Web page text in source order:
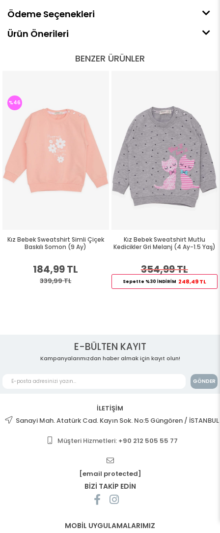
Ödeme Seçenekleri
Ürün Önerileri
BENZER ÜRÜNLER
Kız Bebek Sweatshirt Simli Çiçek
Baskılı Somon (9 Ay)
184,99 TL
339,99 TL
%46
Kız Bebek Sweatshirt Mutlu
Kedicikler Gri Melanj (4 Ay-1.5 Yaş)
354,99 TL
Sepette %30 İNDİRİM 248,49 TL
E-BÜLTEN KAYIT
Kampanyalarımızdan haber almak için kayıt olun!
GÖNDER
İLETİŞİM
Sanayi Mah. Atatürk Cad. Kayın Sok. No:5 Güngören / İSTANBUL
Müşteri Hizmetleri: +90 212 505 55 77
[email protected]
BİZİ TAKİP EDİN
MOBİL UYGULAMALARIMIZ